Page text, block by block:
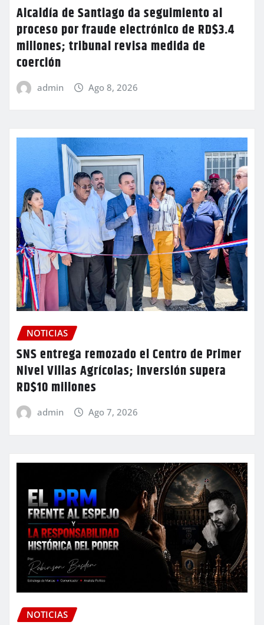
Alcaldía de Santiago da seguimiento al
proceso por fraude electrónico de RD$3.4
millones; tribunal revisa medida de
coerción
admin Ago 8, 2026
NOTICIAS
SNS entrega remozado el Centro de Primer
Nivel Villas Agrícolas; inversión supera
RD$10 millones
admin Ago 7, 2026
NOTICIAS